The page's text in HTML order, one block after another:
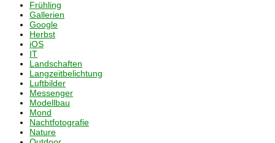
Frühling
Gallerien
Google
Herbst
iOS
IT
Landschaften
Langzeitbelichtung
Luftbilder
Messenger
Modellbau
Mond
Nachtfotografie
Nature